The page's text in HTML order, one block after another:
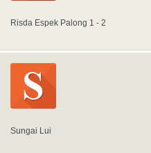
Risda Espek Palong 1 - 2
Sungai Lui